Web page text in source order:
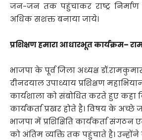
जन-जन तक पहुंचाकर राष्ट्र निर्माण
अधिक सशक्त बनाया जाये।
प्रशिक्षण हमारा आधारभूत कार्यक्रम–
भाजपा के पूर्व जिला अध्यक्ष
दीनदयाल उपाध्याय प्रशिक्षण
कार्यशाला को संबोधित करते हुए कहा
कार्यकर्ता प्रखर होते है। विषय के अच्छे
भाजपा में प्रशिक्षिति कार्यकर्ता संगठन
को अंतिम व्यक्ति तक पहुंचाते है।